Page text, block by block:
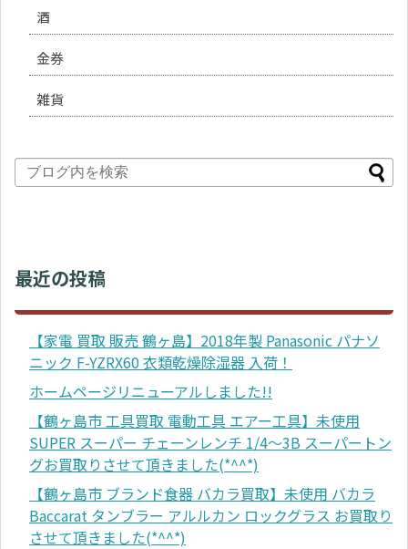
酒
金券
雑貨
最近の投稿
【家電 買取 販売 鶴ヶ島】2018年製 Panasonic パナソ
ニック F-YZRX60 衣類乾燥除湿器 入荷！
ホームページリニューアルしました!!
【鶴ヶ島市 工具買取 電動工具 エアー工具】未使用
SUPER スーパー チェーンレンチ 1/4～3B スーパートン
グお買取りさせて頂きました(*^^*)
【鶴ヶ島市 ブランド食器 バカラ買取】未使用 バカラ
Baccarat タンブラー アルルカン ロックグラス お買取り
させて頂きました(*^^*)